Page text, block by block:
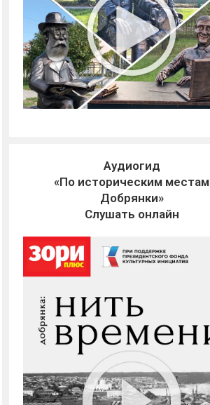
Аудиогид
«По историческим местам
Добрянки»
Слушать онлайн